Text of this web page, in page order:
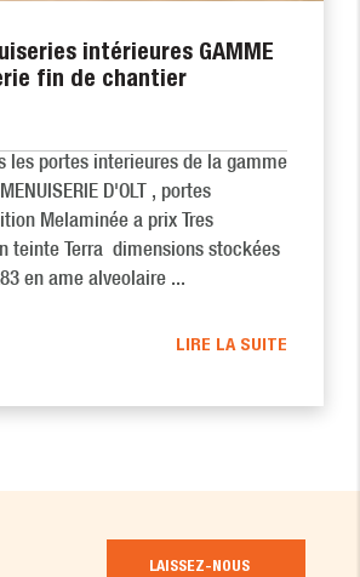
intérieures GAMME
fin de chantier
les portes interieures de la gamme
D'OLT , portes
Melaminée a prix Tres
teinte Terra dimensions stockées
en ame alveolaire ...
LIRE LA SUITE
LAISSEZ-NOUS